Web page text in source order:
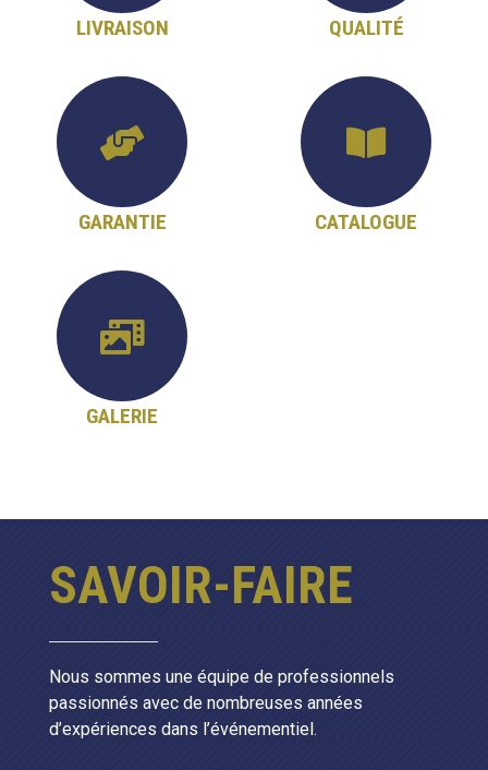
LIVRAISON QUALITÉ
GARANTIE CATALOGUE
GALERIE
SAVOIR-FAIRE
Nous sommes une équipe de professionnels
passionnés avec de nombreuses années
d’expériences dans l’événementiel.